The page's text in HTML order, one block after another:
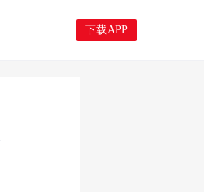
下载APP